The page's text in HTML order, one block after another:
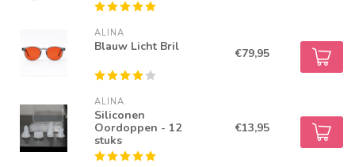
ALINA
Blauw Licht Bril €79,95
ALINA
Siliconen
Oordoppen - 12
stuks
€13,95